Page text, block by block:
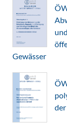
Gewässer